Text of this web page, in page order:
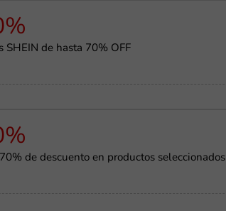
SHEIN de hasta 70% OFF
de descuento en productos seleccionados